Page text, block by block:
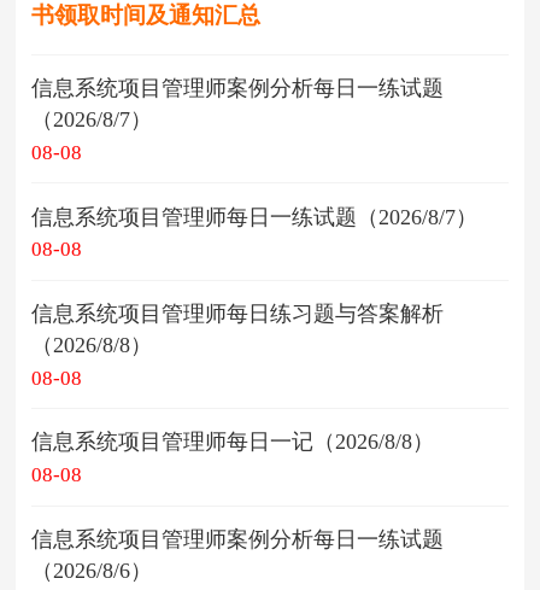
书领取时间及通知汇总
信息系统项目管理师案例分析每日一练试题
（2026/8/7）
08-08
信息系统项目管理师每日一练试题（2026/8/7）
08-08
信息系统项目管理师每日练习题与答案解析
（2026/8/8）
08-08
信息系统项目管理师每日一记（2026/8/8）
08-08
信息系统项目管理师案例分析每日一练试题
（2026/8/6）